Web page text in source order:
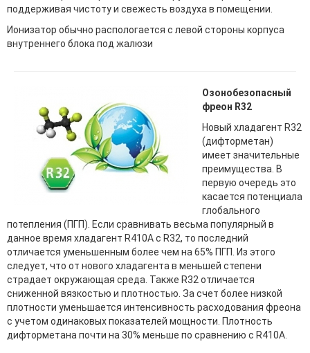
поддерживая чистоту и свежесть воздуха в помещении.
Ионизатор обычно распологается с левой стороны корпуса
внутреннего блока под жалюзи
Озонобезопасный
фреон R32
Новый хладагент R32
(дифторметан)
имеет значительные
преимущества. В
первую очередь это
касается потенциала
глобального
потепления (ПГП). Если сравнивать весьма популярный в
данное время хладагент R410A с R32, то последний
отличается уменьшенным более чем на 65% ПГП. Из этого
следует, что от нового хладагента в меньшей степени
страдает окружающая среда. Также R32 отличается
сниженной вязкостью и плотностью. За счет более низкой
плотности уменьшается интенсивность расходования фреона
с учетом одинаковых показателей мощности. Плотность
дифторметана почти на 30% меньше по сравнению с R410A.